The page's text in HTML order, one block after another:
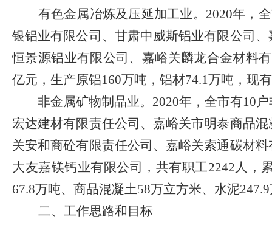
有色金属冶炼及压延加工业。 2020年，
银铝业有限公司、甘肃中威斯铝业有限公司
恒景源铝业有限公司 、嘉峪关麟龙合金材料
亿元，生产原铝160万吨，铝材74.1万吨，现
非金属矿物制品业。 2020年，全市有10
宏达建材有限责任公司、嘉峪关市明泰商品
关安和商砼有限责任公司、嘉峪关索通碳材
大友嘉镁钙业有限公司，共有职工2242人，
67.8万吨、商品混凝土58万立方米、水泥247.9
二、工作思路和目标